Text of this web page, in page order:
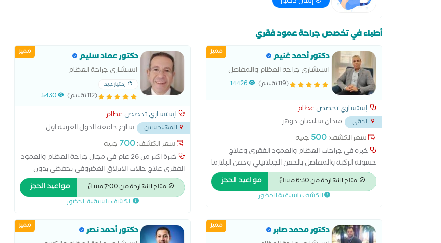
أطباء في تخصص جراحة عمود فقري
مميز دكتور أحمد غنيم
استشارى جراحه العظام والمفاصل
والعمود الفقرى
(119 تقييم) 14426
إستشاري تخصص عظام
الدقي ميدان سليمان جوهر...
سعر الكشف:500 جنيه
خبره فى جراحات العظام والعمود الفقري وعلاج
خشونة الركبة والمفاصل بالحقن الجيلاتيني وحقن البلازما
والتردد الحرارى وعلاج اصابات الملاعب دكتوراه جراحه
العظام والعمود الفقرى الزماله المصريه لجراحة العظام
زميل الكليه الملكيه للجراحين
متاح النهاردة من 6:30 مساءً مواعيد الحجز
الكشف باسبقية الحضور
مميز دكتور عماد سليم
استشارى جراحة العظام
والعمودالفقرى
إختيار جيد
(112 تقييم) 5430
إستشاري تخصص عظام
المهندسين
شارع جامعة الدول العربية اول
عمارة بعد سور نادى الزمالك... سعر الكشف:700 جنيه
خبرة اكثر من 26 عام فى مجال جراحة العظام والعمود
الفقرى علاج حالات الانزلاق الغضروفى تحفظى بدون
جراحة علاج حالات خشونة الركبة تحفظى و حقن بلازما و
زيت و تبديل مفصل الركبة والفخد علاج حالات الكسور
تحفظى و جراحى مناظير الركبة
متاح النهاردة من 7:00 مساءً مواعيد الحجز
الكشف باسبقية الحضور
مميز دكتور محمد صابر مميز دكتور أحمد نصر